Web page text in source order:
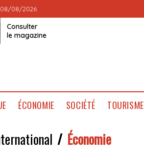
08/2026
Consulter
le magazine
ÉCONOMIE SOCIÉTÉ TOURISME
Économie